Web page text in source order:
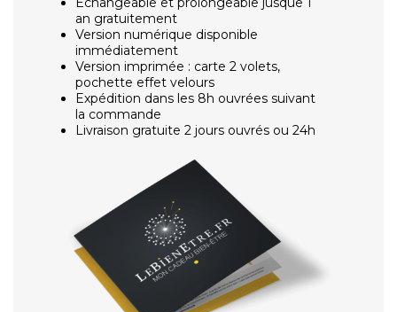
an gratuitement
Version numérique disponible
immédiatement
Version imprimée : carte 2 volets,
pochette effet velours
Expédition dans les 8h ouvrées suivant
la commande
Livraison gratuite 2 jours ouvrés ou 24h